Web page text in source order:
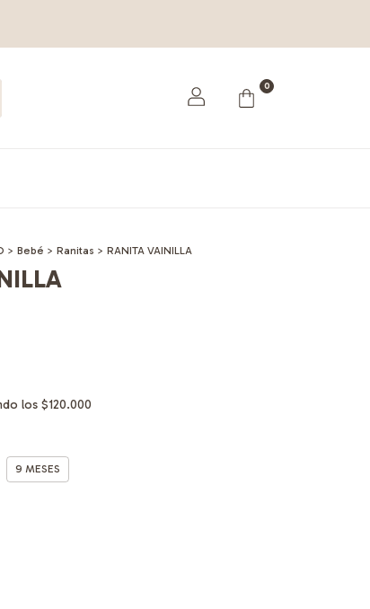
0
> Bebé > Ranitas > RANITA VAINILLA
los$120.000
9 MESES